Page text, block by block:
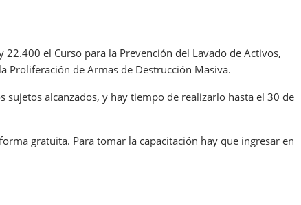
el Curso para la Prevención del Lavado de Activos,
Proliferación de Armas de Destrucción Masiva.
sujetos alcanzados, y hay tiempo de realizarlo hasta el 30 de
gratuita. Para tomar la capacitación hay que ingresar en